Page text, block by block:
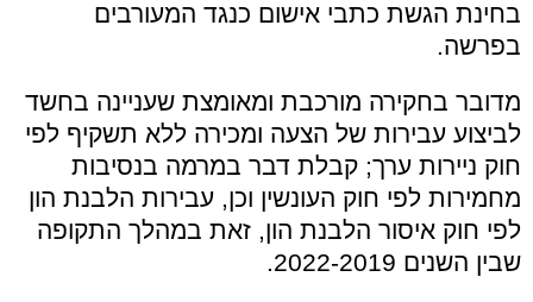
בחינת הגשת כתבי אישום כנגד המעורבים
בפרשה.
מדובר בחקירה מורכבת ומאומצת שעניינה בחשד
לביצוע עבירות של הצעה ומכירה ללא תשקיף לפי
חוק ניירות ערך; קבלת דבר במרמה בנסיבות
מחמירות לפי חוק העונשין וכן, עבירות הלבנת הון
לפי חוק איסור הלבנת הון, זאת במהלך התקופה
שבין השנים 2022-2019.